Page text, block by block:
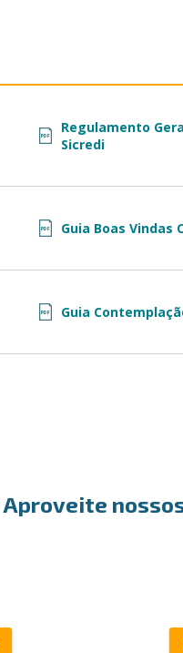
Regulamento
Sicredi
PDF
Guia Boas Vindas
PDF
Guia
PDF
Aproveite